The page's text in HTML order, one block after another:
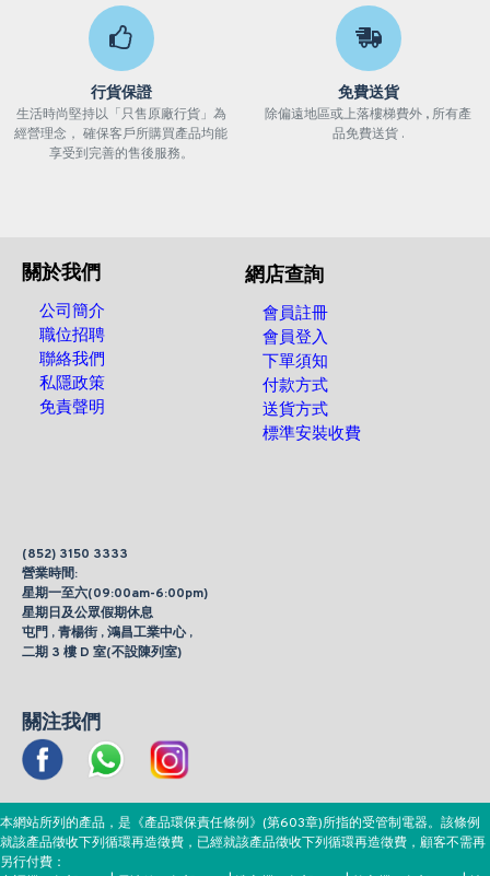
行貨保證
生活時尚堅持以「只售原廠行貨」為
經營理念， 確保客戶所購買產品均能
享受到完善的售後服務。
免費送貨
除偏遠地區或上落樓梯費外 , 所有產
品免費送貨 .
關於我們
公司簡介
職位招聘
聯絡我們
私隱政策
免責聲明
網店查詢
會員註冊
會員登入
下單須知
付款方式
送貨方式
標準安裝收費
(852) 3150 3333
營業時間:
星期一至六(09:00am-6:00pm)
星期日及公眾假期休息
屯門 , 青楊街 , 鴻昌工業中心 ,
二期 3 樓 D 室(不設陳列室)
關注我們
本網站所列的產品，是《產品環保責任條例》(第603章)所指的受管制電器。該條例
就該產品徵收下列循環再造徵費，已經就該產品徵收下列循環再造徵費，顧客不需再
另行付費：